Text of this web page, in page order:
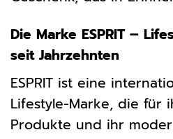
Die Marke ESPRIT –
seit Jahrzehnten
ESPRIT ist eine
Lifestyle-Marke, die für
Produkte und ihr